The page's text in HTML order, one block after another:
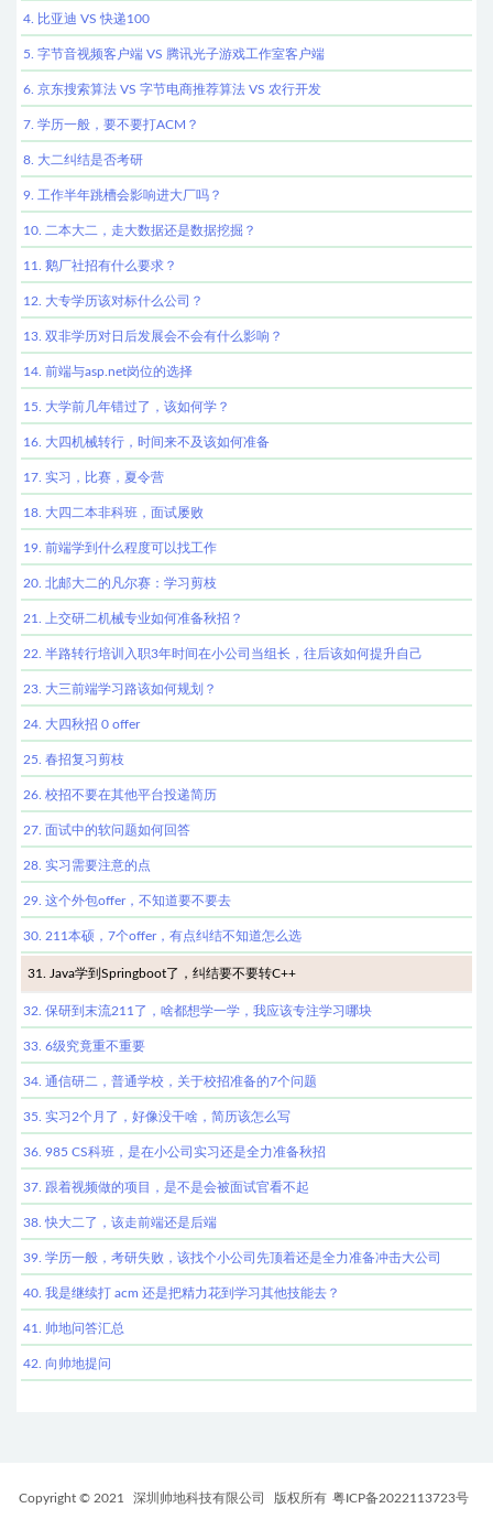
4. 比亚迪 VS 快递100
5. 字节音视频客户端 VS 腾讯光子游戏工作室客户端
6. 京东搜索算法 VS 字节电商推荐算法 VS 农行开发
7. 学历一般，要不要打ACM？
8. 大二纠结是否考研
9. 工作半年跳槽会影响进大厂吗？
10. 二本大二，走大数据还是数据挖掘？
11. 鹅厂社招有什么要求？
12. 大专学历该对标什么公司？
13. 双非学历对日后发展会不会有什么影响？
14. 前端与asp.net岗位的选择
15. 大学前几年错过了，该如何学？
16. 大四机械转行，时间来不及该如何准备
17. 实习，比赛，夏令营
18. 大四二本非科班，面试屡败
19. 前端学到什么程度可以找工作
20. 北邮大二的凡尔赛：学习剪枝
21. 上交研二机械专业如何准备秋招？
22. 半路转行培训入职3年时间在小公司当组长，往后该如何提升自己
23. 大三前端学习路该如何规划？
24. 大四秋招 0 offer
25. 春招复习剪枝
26. 校招不要在其他平台投递简历
27. 面试中的软问题如何回答
28. 实习需要注意的点
29. 这个外包offer，不知道要不要去
30. 211本硕，7个offer，有点纠结不知道怎么选
31. Java学到Springboot了，纠结要不要转C++
32. 保研到末流211了，啥都想学一学，我应该专注学习哪块
33. 6级究竟重不重要
34. 通信研二，普通学校，关于校招准备的7个问题
35. 实习2个月了，好像没干啥，简历该怎么写
36. 985 CS科班，是在小公司实习还是全力准备秋招
37. 跟着视频做的项目，是不是会被面试官看不起
38. 快大二了，该走前端还是后端
39. 学历一般，考研失败，该找个小公司先顶着还是全力准备冲击大公司
40. 我是继续打 acm 还是把精力花到学习其他技能去？
41. 帅地问答汇总
42. 向帅地提问
Copyright © 2021 深圳帅地科技有限公司 版权所有 粤ICP备2022113723号